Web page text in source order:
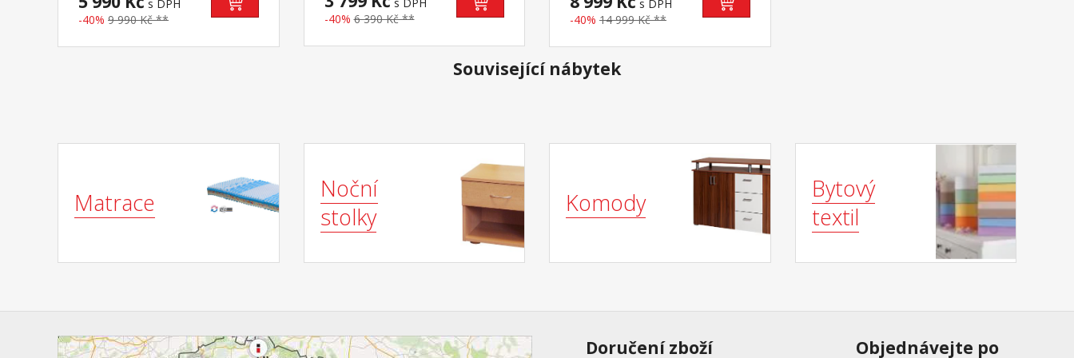
spánku matrace s Visco systémem
rozdílné tuhosti stran vhodná pro
s DPH
-40% 9 990 Kč **
doporučený rozměr matrace 90 ×
200 cm k posteli je nutno použít
maximální nosnost 100 kg
-40% 6 390 Kč **
10,6 cm maximální nosnosti
uvedeny v návodu k montáži
s DPH
-40% 14 999 Kč **
Související nábytek
Matrace
Noční
stolky
Komody
Bytový
textil
Doručení zboží Objednávejte po